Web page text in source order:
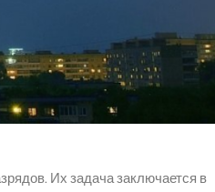
Их задача заключается в